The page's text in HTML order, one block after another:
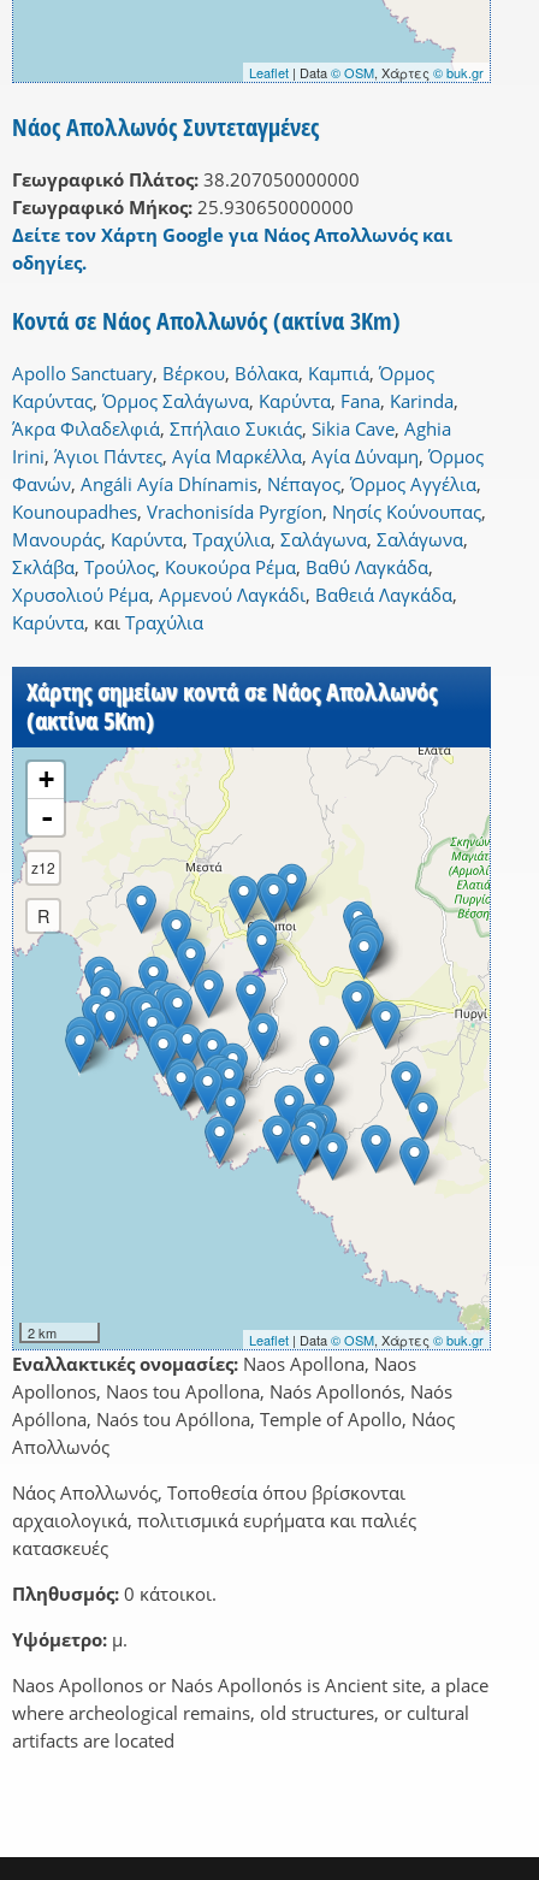
Leaflet | Data© OSM, Χάρτες © buk.gr
Νάος Απολλωνός Συντεταγμένες
Γεωγραφικό Πλάτος: 38.207050000000
Γεωγραφικό Μήκος: 25.930650000000
Δείτε τον Χάρτη Google για Νάος Απολλωνός και
οδηγίες.
Κοντά σε Νάος Απολλωνός (ακτίνα 3Km)
Apollo Sanctuary, Βέρκου, Βόλακα, Καμπιά,Όρμος
Καρύντας,Όρμος Σαλάγωνα, Καρύντα, Fana, Karinda,
Άκρα Φιλαδελφιά, Σπήλαιο Συκιάς, Sikia Cave, Aghia
Irini, Άγιοι Πάντες, Αγία Μαρκέλλα, Αγία Δύναμη,Όρμος
Φανών, Angáli Ayía Dhínamis, Νέπαγος,Όρμος Αγγέλια,
Kounoupadhes, Vrachonisída Pyrgíon, Νησίς Κούνουπας,
Μανουράς, Καρύντα, Τραχύλια, Σαλάγωνα, Σαλάγωνα,
Σκλάβα, Τρούλος, Κουκούρα Ρέμα, Βαθύ Λαγκάδα,
Χρυσολιού Ρέμα, Αρμενού Λαγκάδι, Βαθειά Λαγκάδα,
Καρύντα, και Τραχύλια
Χάρτης σημείων κοντά σε Νάος Απολλωνός
(ακτίνα 5Km)
+
-
z12
R
2 km Leaflet | Data© OSM, Χάρτες © buk.gr
Εναλλακτικές ονομασίες: Naos Apollona, Naos
Apollonos, Naos tou Apollona, Naós Apollonós, Naós
Apóllona, Naós tou Apóllona, Temple of Apollo, Νάος
Απολλωνός
Νάος Απολλωνός, Τοποθεσία όπου βρίσκονται
αρχαιολογικά, πολιτισμικά ευρήματα και παλιές
κατασκευές
Πληθυσμός: 0 κάτοικοι.
Υψόμετρο: μ.
Naos Apollonos or Naós Apollonós is Ancient site, a place
where archeological remains, old structures, or cultural
artifacts are located